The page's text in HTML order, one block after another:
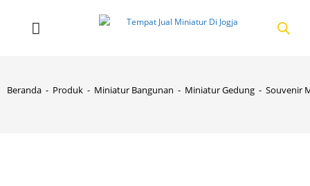
Beranda - Produk - Miniatur Bangunan - Miniatur Gedung - Souvenir